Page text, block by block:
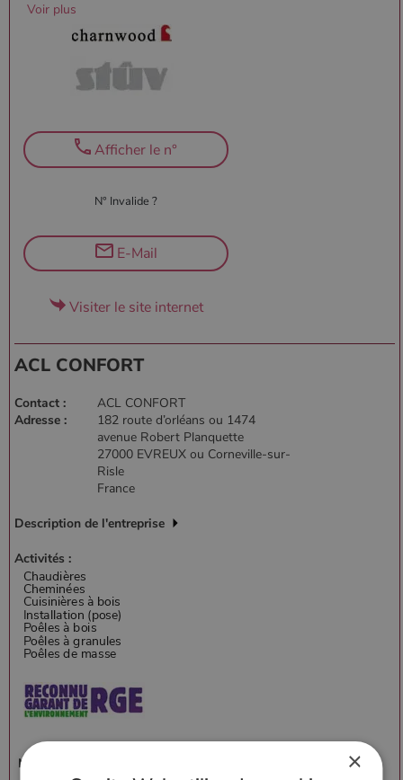
Voir plus
N° Invalide ?
Afficher le n°
E-Mail
Visiter le site internet
ACL CONFORT
Contact :
ACL CONFORT
Adresse :
182 route d’orléans ou 1474
avenue Robert Planquette
27000 EVREUX ou Corneville-sur-
Risle
France
Description de l'entreprise
Activités :
Marques représentées :
×